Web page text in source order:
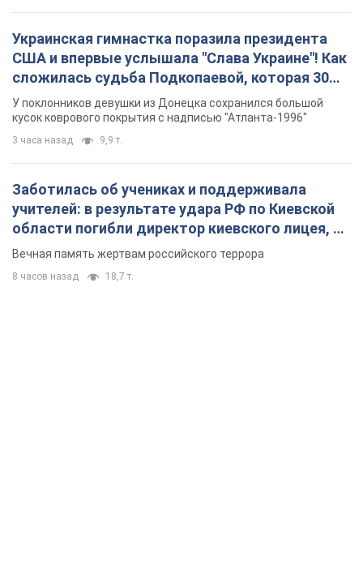
Украинская гимнастка поразила президента
США и впервые услышала "Слава Украине"! Как
сложилась судьба Подкопаевой, которая 30
лет назад завоевала "золото" Олимпиады
У поклонников девушки из Донецка сохранился большой
кусок коврового покрытия с надписью "Атланта-1996"
3 часа назад 9,9 т.
Заботилась об учениках и поддерживала
учителей: в результате удара РФ по Киевской
области погибли директор киевского лицея, её
муж и внук
Вечная память жертвам российского террора
8 часов назад 18,7 т.